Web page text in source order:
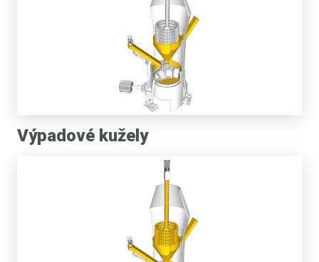
Výpadové kužely